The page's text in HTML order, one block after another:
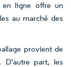
en ligne offre un
au marché des
provient de
D'autre part, les